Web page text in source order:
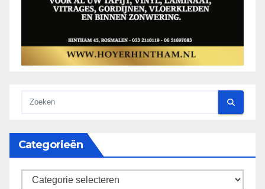
Categorieën
categorieën